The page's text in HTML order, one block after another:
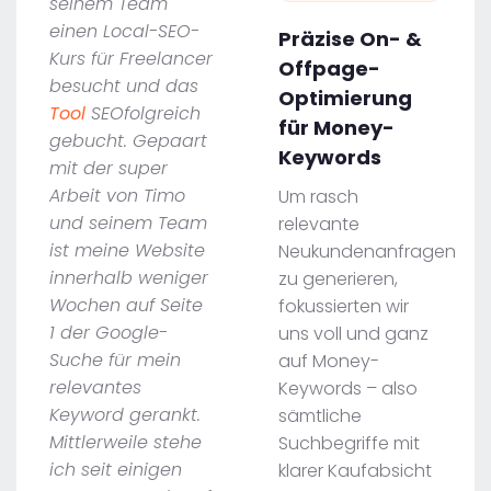
einen Local-SEO-
Kurs für Freelancer
besucht und das
Tool SEOfolgreich
gebucht. Gepaart
mit der super
Arbeit von Timo
und seinem Team
ist meine Website
innerhalb weniger
Wochen auf Seite
1 der Google-
Suche für mein
relevantes
Keyword gerankt.
Mittlerweile stehe
ich seit einigen
Präzise On- &
Offpage-
Optimierung
für Money-
Keywords
Um rasch
relevante
Neukundenanfragen
zu generieren,
fokussierten wir
uns voll und ganz
auf Money-
Keywords – also
sämtliche
Suchbegriffe mit
klarer Kaufabsicht